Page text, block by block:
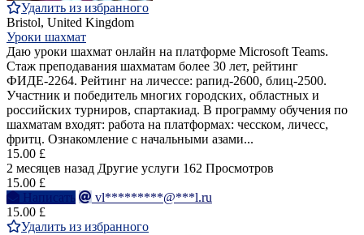
Удалить из избранного
Bristol, United Kingdom
Уроки шахмат
Даю уроки шахмат онлайн на платформе Microsoft Teams.
Стаж преподавания шахматам более 30 лет, рейтинг
ФИДЕ-2264. Рейтинг на личессе: рапид-2600, блиц-2500.
Участник и победитель многих городских, областных и
российских турниров, спартакиад. В программу обучения по
шахматам входят: работа на платформах: чесском, личесс,
фритц. Ознакомление с начальными азами...
15.00 £
2 месяцев назад Другие услуги 162 Просмотров
15.00 £
Написать
vl*********@***l.ru
15.00 £
Удалить из избранного